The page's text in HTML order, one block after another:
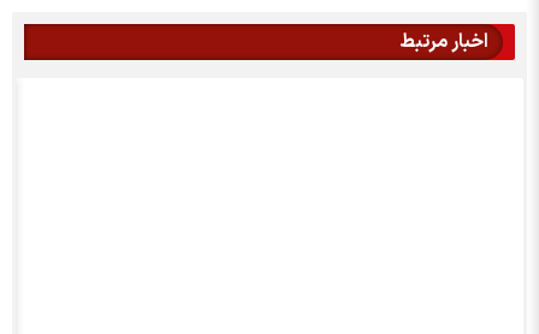
اخبار مرتبط